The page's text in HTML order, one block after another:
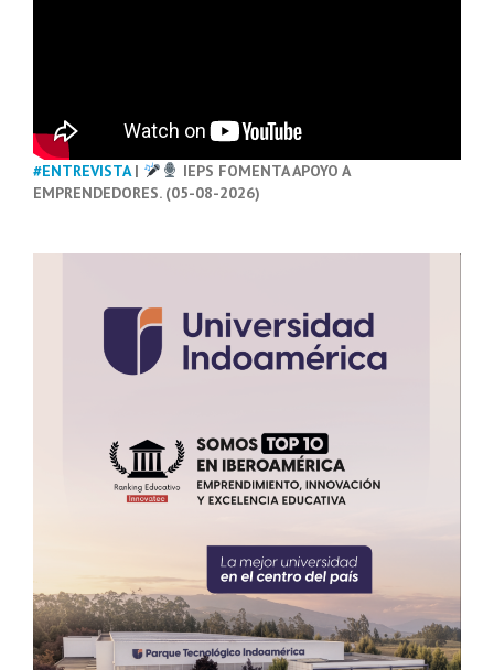
#ENTREVISTA|
IEPS FOMENTA APOYO A
EMPRENDEDORES. (05-08-2026)